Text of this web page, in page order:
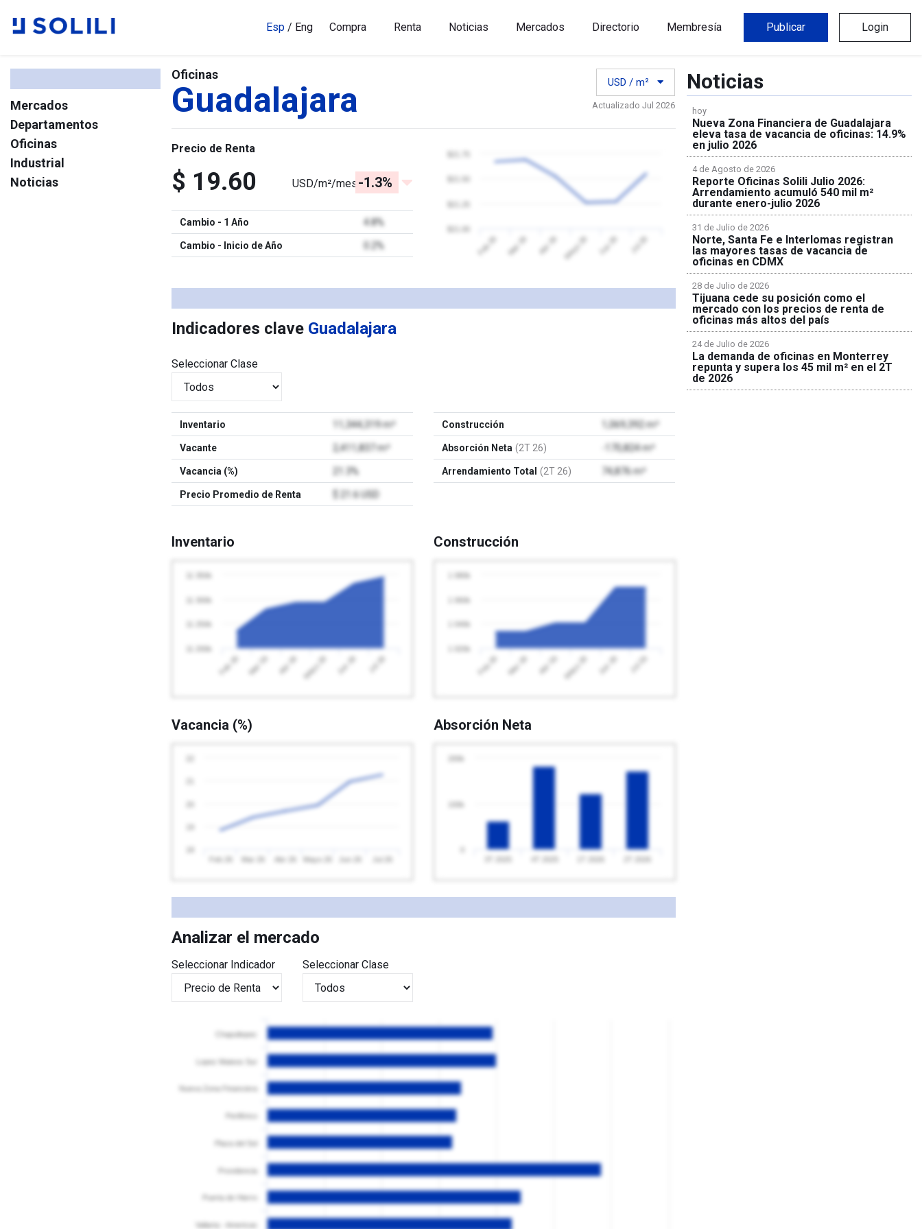
Esp / Eng Compra Renta Noticias Mercados Directorio Membresía Publicar Login
Mercados
Departamentos
Oficinas
Industrial
Noticias
Oficinas
Guadalajara USD / m²
Actualizado Jul 2026
Precio de Renta
$ 19.60 USD/m²/mes -1.3%
Cambio - 1 Año 4.8%
Cambio - Inicio de Año 0.2% Feb 26 Mar 26 Abr 26 Mayo 26 Jun 26 Jul 26
Indicadores clave Guadalajara
Seleccionar Clase
Inventario 11,344,319 m²
Vacante 2,411,837 m²
Vacancia (%) 21.3%
Precio Promedio de Renta $ 21.6 USD
Construcción 1,069,392 m²
Absorción Neta (2T 26) -170,824 m²
Arrendamiento Total (2T 26) 74,876 m²
Inventario
Feb 26 Mar 26 Abr 26 Mayo 26 Jun 26 Jul 26
Construcción
Feb 26 Mar 26 Abr 26 Mayo 26 Jun 26 Jul 26
Vacancia (%)
Mar 26 Mayo 26
Absorción Neta
Analizar el mercado
Seleccionar Indicador Seleccionar Clase
Chapultepec
Lopez Mateos Sur
Nueva Zona Financiera
Plaza del Sol
Providencia
Puerta de Hierro
Vallarta - Americas
Noticias
hoy
Nueva Zona Financiera de Guadalajara
eleva tasa de vacancia de oficinas: 14.9%
en julio 2026
4 de Agosto de 2026
Reporte Oficinas Solili Julio 2026:
Arrendamiento acumuló 540 mil m²
durante enero-julio 2026
31 de Julio de 2026
Norte, Santa Fe e Interlomas registran
las mayores tasas de vacancia de
oficinas en CDMX
28 de Julio de 2026
Tijuana cede su posición como el
mercado con los precios de renta de
oficinas más altos del país
24 de Julio de 2026
La demanda de oficinas en Monterrey
repunta y supera los 45 mil m² en el 2T
de 2026